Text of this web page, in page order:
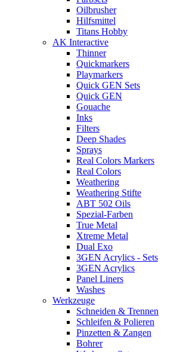
Oilbrusher
Hilfsmittel
Titans Hobby
AK Interactive
Thinner
Quickmarkers
Playmarkers
Quick GEN Sets
Quick GEN
Gouache
Inks
Filters
Deep Shades
Sprays
Real Colors Markers
Real Colors
Weathering
Weathering Stifte
ABT 502 Oils
Spezial-Farben
True Metal
Xtreme Metal
Dual Exo
3GEN Acrylics - Sets
3GEN Acrylics
Panel Liners
Washes
Werkzeuge
Schneiden & Trennen
Schleifen & Polieren
Pinzetten & Zangen
Bohrer